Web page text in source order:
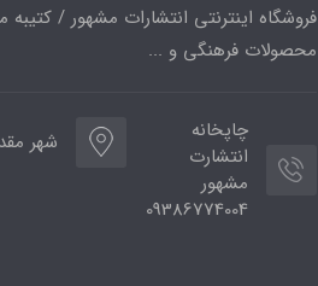
فروشگاه اینترنتی انتشارات مشهور /
محصولات فرهنگی و ...
چاپخانه
انتشارت
مشهور
09386774004
شهر